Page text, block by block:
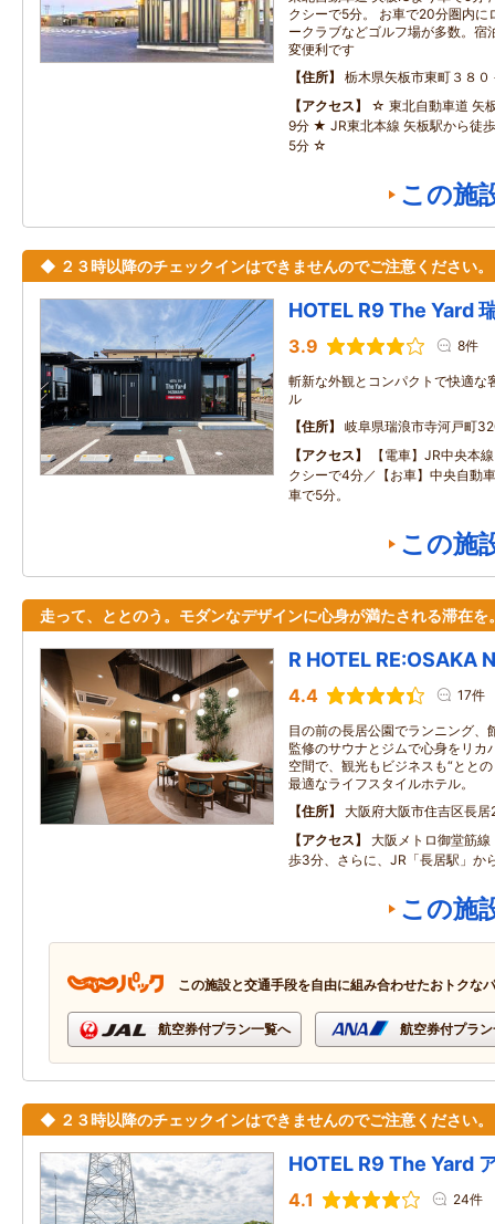
クシーで5分。 お車で20分圏内に
ークラブなどゴルフ場が多数。宿
変便利です
住所
栃木県矢板市東町３８０
アクセス
☆ 東北自動車道 矢
9分 ★ JR東北本線 矢板駅から徒
5分 ☆
この施
◆ ２３時以降のチェックインはできませんのでご注意ください。
HOTEL R9 The Yard
3.9 8件
斬新な外観とコンパクトで快適な
ル
住所
岐阜県瑞浪市寺河戸町
アクセス
【電車】JR中央本
クシーで4分／【お車】中央自動
車で5分。
この施
走って、ととのう。モダンなデザインに心身が満たされる滞在を
R HOTEL RE:OSAKA
4.4 17件
目の前の長居公園でランニング、
監修のサウナとジムで心身をリカ
空間で、観光もビジネスも“とと
最適なライフスタイルホテル。
住所
大阪府大阪市住吉区長
アクセス
大阪メトロ御堂筋
歩3分、さらに、JR「長居駅」か
この施
この施設と交通手段を自由に組み合わせたおトクな
航空券付プラン一覧へ 航空券付プラ
◆ ２３時以降のチェックインはできませんのでご注意ください。
HOTEL R9 The Yard
4.1 24件